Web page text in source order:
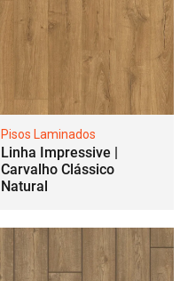
Pisos Laminados
Linha Impressive |
Carvalho Clássico
Natural